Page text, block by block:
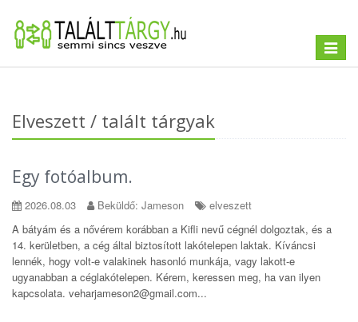
Toggle
Elveszett / talált tárgyak
Egy fotóalbum.
2026.08.03 Beküldő: Jameson
elveszett
A bátyám és a nővérem korábban a Kifli nevű cégnél dolgoztak, és a
14. kerületben, a cég által biztosított lakótelepen laktak. Kíváncsi
lennék, hogy volt-e valakinek hasonló munkája, vagy lakott-e
ugyanabban a céglakótelepen. Kérem, keressen meg, ha van ilyen
kapcsolata. veharjameson2@gmail.com...